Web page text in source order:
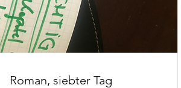
Roman, siebter Tag